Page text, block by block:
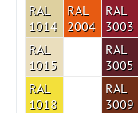
RAL
1014
RAL
2004
RAL
3003
RAL
1015
RAL
3005
RAL
1018
RAL
3009